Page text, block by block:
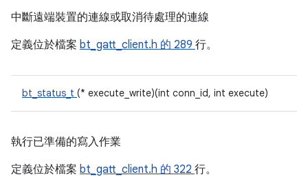
中斷遠端裝置的連線或取消待處理的連線
定義位於檔案 bt_gatt_client.h 的 289 行。
bt_status_t (* execute_write)(int conn_id, int execute)
執行已準備的寫入作業
定義位於檔案 bt_gatt_client.h 的 322 行。